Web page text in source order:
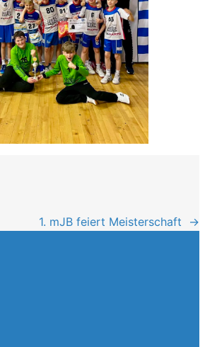
1. mJB feiert Meisterschaft →